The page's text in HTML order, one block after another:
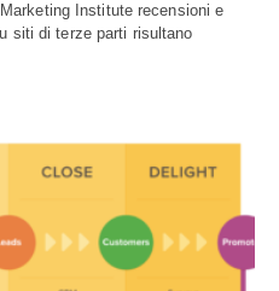
Institute recensioni e
siti di terze parti risultano